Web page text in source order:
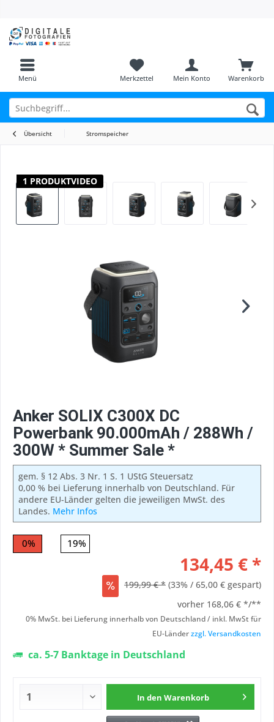
Menü Warenkorb
Merkzettel Mein Konto
Übersicht Stromspeicher
1 PRODUKTVIDEO
Anker SOLIX C300X DC
Powerbank 90.000mAh / 288Wh /
300W * Summer Sale *
gem. § 12 Abs. 3 Nr. 1 S. 1 UStG Steuersatz
0,00 % bei Lieferung innerhalb von Deutschland. Für
andere EU-Länder gelten die jeweiligen MwSt. des
Landes. Mehr Infos
0% 19%
134,45 € *
199,99 € * (33% / 65,00 € gespart)
vorher 168,06 € */**
0% MwSt. bei Lieferung innerhalb von Deutschland / inkl. MwSt für
EU-Länderzzgl. Versandkosten
ca. 5-7 Banktage in Deutschland
In den Warenkorb